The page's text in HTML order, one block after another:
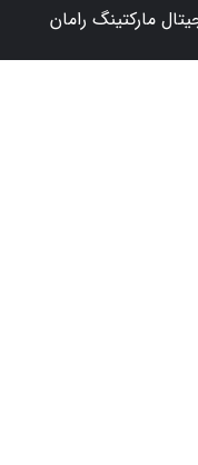
رامان